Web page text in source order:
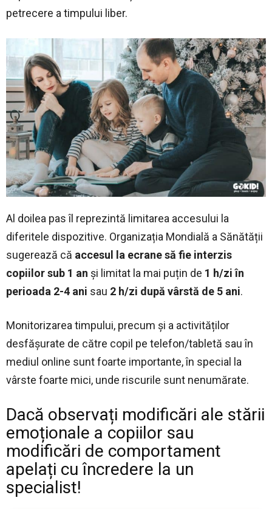
petrecere a timpului liber.
Al doilea pas îl reprezintă limitarea accesului la
diferitele dispozitive. Organizația Mondială a Sănătății
sugerează că accesul la ecrane să fie interzis
copiilor sub 1 an și limitat la mai puțin de 1 h/zi în
perioada 2-4 ani sau 2 h/zi după vârstă de 5 ani.
Monitorizarea timpului, precum și a activităților
desfășurate de către copil pe telefon/tabletă sau în
mediul online sunt foarte importante, în special la
vârste foarte mici, unde riscurile sunt nenumărate.
Dacă observați modificări ale stării
emoționale a copiilor sau
modificări de comportament
apelați cu încredere la un
specialist!